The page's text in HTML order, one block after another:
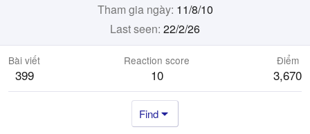
Tham gia ngày 11/8/10
Last seen 22/2/26
Bài viết
399
Reaction score
10
Điểm
3,670
Find